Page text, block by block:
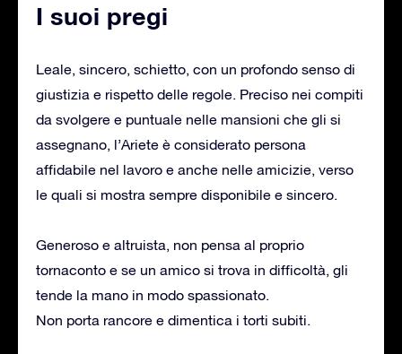
I suoi pregi
Leale, sincero, schietto, con un profondo senso di
giustizia e rispetto delle regole. Preciso nei compiti
da svolgere e puntuale nelle mansioni che gli si
assegnano, l’Ariete è considerato persona
affidabile nel lavoro e anche nelle amicizie, verso
le quali si mostra sempre disponibile e sincero.
Generoso e altruista, non pensa al proprio
tornaconto e se un amico si trova in difficoltà, gli
tende la mano in modo spassionato.
Non porta rancore e dimentica i torti subiti.